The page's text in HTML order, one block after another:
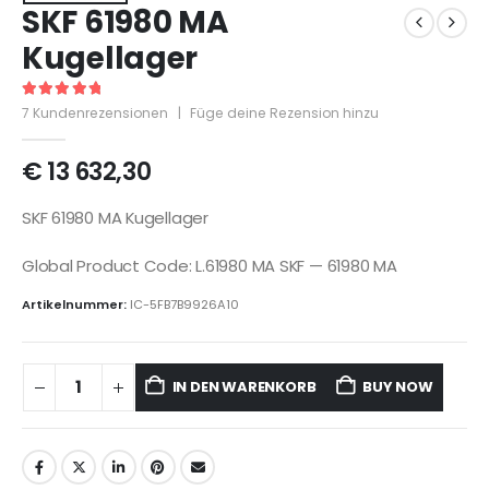
SKF 61980 MA
Kugellager
5 out of 5
7 Kundenrezensionen | Füge deine Rezension hinzu
€13 632,30
SKF 61980 MA Kugellager
Global Product Code: L.61980 MA SKF — 61980 MA
Artikelnummer: IC-5FB7B9926A10
IN DEN WARENKORB BUY NOW